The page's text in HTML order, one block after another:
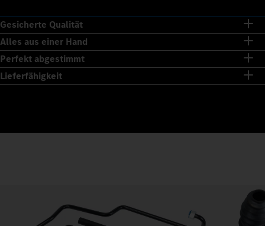
Gesicherte Qualität
Alles aus einer Hand
Perfekt abgestimmt
Lieferfähigkeit